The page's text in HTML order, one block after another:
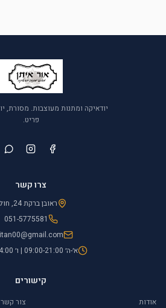
יודאיקה ומתנות מעוצבות. מסורת,
פריט.
צרו קשר
ראובן ברקת 24, חולון
051-5775581
א׳-ה׳ 09:00-21:00 | ו׳ 09:00-14:00
קישורים
אודות
צור קשר